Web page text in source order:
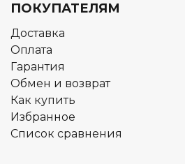
ПОКУПАТЕЛЯМ
Доставка
Оплата
Гарантия
Обмен и возврат
Как купить
Избранное
Список сравнения